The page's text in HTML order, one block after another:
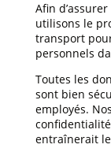
Afin
utilisons le
transport
personnels
Toutes les
sont bien
employés.
entraînerait